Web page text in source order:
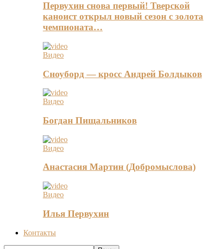
Первухин снова первый! Тверской
каноист открыл новый сезон с золота
чемпионата…
Видео
Сноуборд — кросс Андрей Болдыков
Видео
Богдан Пищальников
Видео
Анастасия Мартин (Добромыслова)
Видео
Илья Первухин
Контакты